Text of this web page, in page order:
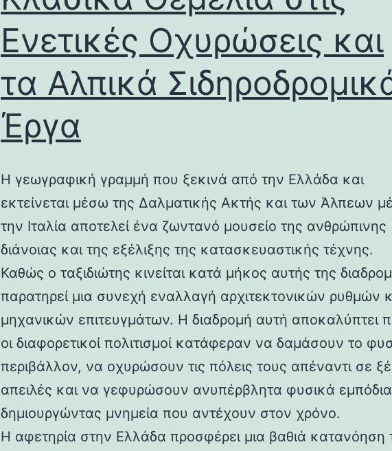
Ενετικές Οχυρώσεις και
τα Αλπικά
Έργα
Η γεωγραφική γραμμή που ξεκινά από την Ελλάδα και
εκτείνεται μέσω της Δαλματικής Ακτής και των Άλπεων
την Ιταλία αποτελεί ένα ζωντανό μουσείο της ανθρώπινης
διάνοιας και της εξέλιξης της κατασκευαστικής τέχνης.
Καθώς ο ταξιδιώτης κινείται κατά μήκος αυτής της
παρατηρεί μια συνεχή εναλλαγή αρχιτεκτονικών ρυθμών
μηχανικών επιτευγμάτων. Η διαδρομή αυτή αποκαλύπτει
οι διαφορετικοί πολιτισμοί κατάφεραν να δαμάσουν το
περιβάλλον, να οχυρώσουν τις πόλεις τους απέναντι σε
απειλές και να γεφυρώσουν ανυπέρβλητα φυσικά
δημιουργώντας μνημεία που αντέχουν στον χρόνο.
Η αφετηρία στην Ελλάδα προσφέρει μια βαθιά κατανόηση